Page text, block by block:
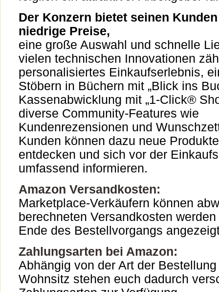
Der Konzern bietet seinen
niedrige Preise,
eine große Auswahl und schnelle
vielen technischen Innovationen
personalisiertes Einkaufserlebnis,
Stöbern in Büchern mit „Blick ins
Kassenabwicklung mit „1-Click®
diverse Community-Features wie
Kundenrezensionen und
Kunden können dazu neue
entdecken und sich vor der
umfassend informieren.
Amazon Versandkosten:
Marketplace-Verkäufern können
berechneten Versandkosten
Ende des Bestellvorgangs
Zahlungsarten bei Amazon:
Abhängig von der Art der
Wohnsitz stehen euch dadurch